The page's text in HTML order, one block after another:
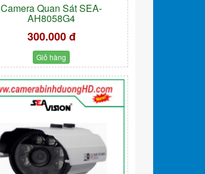
Camera Quan Sát SEA-
AH8058G4
300.000 đ
Giỏ hàng